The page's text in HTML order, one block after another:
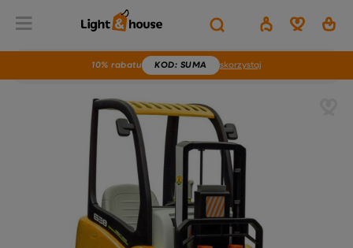
10% rabatu KOD: SUMA skorzystaj